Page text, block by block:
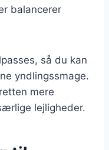
balancerer
så du kan
yndlingssmage.
mere
lejligheder.